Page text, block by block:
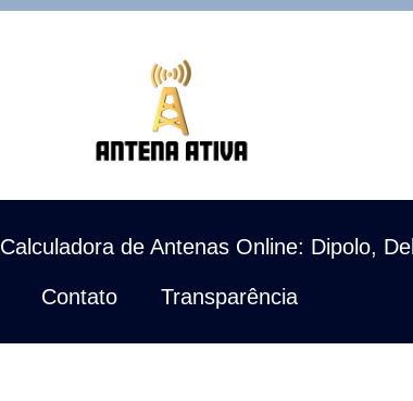
Calculadora de Antenas Online: Dipolo,
Contato Transparência